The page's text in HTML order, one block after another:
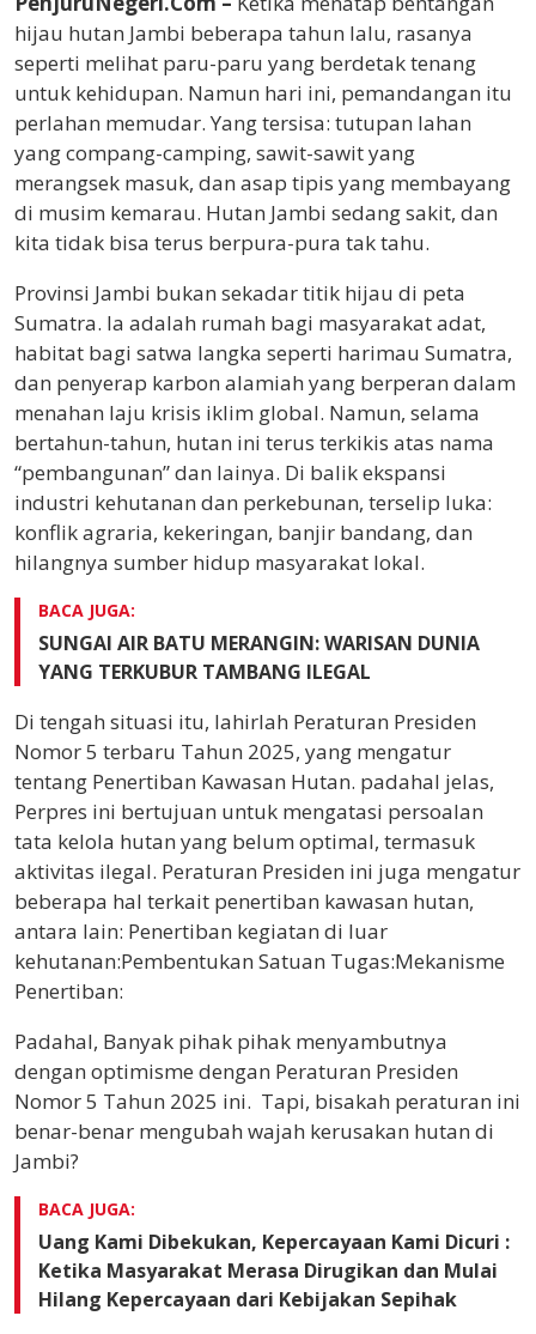
hijau hutan Jambi beberapa tahun lalu, rasanya
seperti melihat paru-paru yang berdetak tenang
untuk kehidupan. Namun hari ini, pemandangan itu
perlahan memudar. Yang tersisa: tutupan lahan
yang compang-camping, sawit-sawit yang
merangsek masuk, dan asap tipis yang membayang
di musim kemarau. Hutan Jambi sedang sakit, dan
kita tidak bisa terus berpura-pura tak tahu.
Provinsi Jambi bukan sekadar titik hijau di peta
Sumatra. Ia adalah rumah bagi masyarakat adat,
habitat bagi satwa langka seperti harimau Sumatra,
dan penyerap karbon alamiah yang berperan dalam
menahan laju krisis iklim global. Namun, selama
bertahun-tahun, hutan ini terus terkikis atas nama
“pembangunan” dan lainya. Di balik ekspansi
industri kehutanan dan perkebunan, terselip luka:
konflik agraria, kekeringan, banjir bandang, dan
hilangnya sumber hidup masyarakat lokal.
BACA JUGA:
SUNGAI AIR BATU MERANGIN: WARISAN DUNIA
YANG TERKUBUR TAMBANG ILEGAL
Di tengah situasi itu, lahirlah Peraturan Presiden
Nomor 5 terbaru Tahun 2025, yang mengatur
tentang Penertiban Kawasan Hutan. padahal jelas,
Perpres ini bertujuan untuk mengatasi persoalan
tata kelola hutan yang belum optimal, termasuk
aktivitas ilegal. Peraturan Presiden ini juga mengatur
beberapa hal terkait penertiban kawasan hutan,
antara lain: Penertiban kegiatan di luar
kehutanan:Pembentukan Satuan Tugas:Mekanisme
Penertiban:
Padahal, Banyak pihak pihak menyambutnya
dengan optimisme dengan Peraturan Presiden
Nomor 5 Tahun 2025 ini. Tapi, bisakah peraturan ini
benar-benar mengubah wajah kerusakan hutan di
Jambi?
BACA JUGA:
Uang Kami Dibekukan, Kepercayaan Kami Dicuri :
Ketika Masyarakat Merasa Dirugikan dan Mulai
Hilang Kepercayaan dari Kebijakan Sepihak